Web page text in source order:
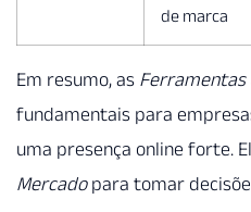
de marca
Em resumo, as Ferramentas
fundamentais para
uma presença online forte.
Mercadopara tomar